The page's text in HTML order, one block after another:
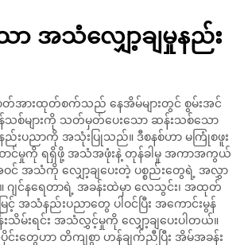
အသံလျှော့ချမှုနည်း
အားထုတ်စက်သည် နေအိမ်များတွင် စွမ်းအင်
စ်များကို သတ်မှတ်ပေးသော ဆန်းသစ်သော
ည်းပညာကို အသုံးပြုသည်။ ဒီစနစ်ဟာ မကြုံစဖူး
မှုကို ရရှိဖို့ အသံအဖုံးနဲ့ တုန်ခါမှု အကာအကွယ်
အသံကို လျှော့ချပေးတဲ့ ပစ္စည်းတွေရဲ့ အလွှာ
ဂျင်နရေတာရဲ့ အခန်းထဲမှာ လေသွင်း၊ အထုတ်
အသံနည်းပညာတွေ ပါဝင်ပြီး အကောင်းမွန်
မ်းရင်း အသံလွှင့်မှုကို လျှော့ချပေးပါတယ်။
းတွေဟာ တိကျစွာ ဟန်ချက်ညီပြီး အိမ်အခန်း